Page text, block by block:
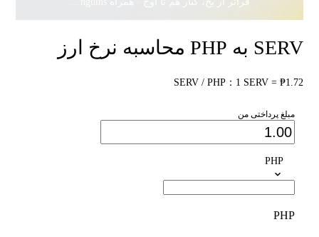
SERV به PHP محاسبه نرخ ارز
SERV / PHP：1 SERV = ₱1.72
مبلغ پرداختی من
PHP
PHP